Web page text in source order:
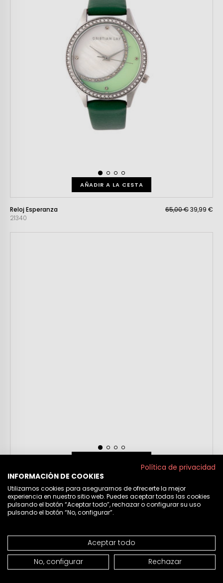
AÑADIR A LA CESTA
Reloj Esperanza
21340
65,00 €39,99 €
21339
Política de privacidad
INFORMACIÓN DE COOKIES
Utilizamos cookies para asegurarnos de ofrecerte la mejor
experiencia en nuestro sitio web. Puedes aceptar todas las cookies
pulsando el botón “Aceptar todo”, rechazar o configurar su uso
pulsando el botón “No, configurar”.
Aceptar todo
No, configurar
Rechazar